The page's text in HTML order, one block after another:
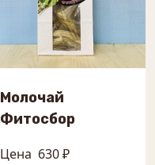
Молочай
Фитосбор
Цена 630 ₽